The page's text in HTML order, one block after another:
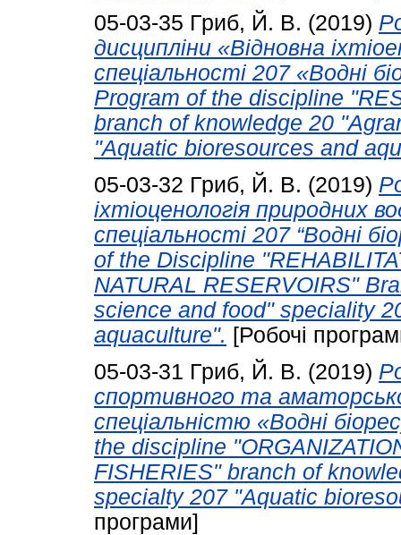
05-03-35 Гриб, Й. В. (2019)
дисципліни «Відновна
спеціальності 207 «Водні
Program of the discipline
branch of knowledge 20
"Aquatic bioresources and
05-03-32 Гриб, Й. В. (2019)
іхтіоценологія природних
спеціальності 207 “Водні
of the Discipline
NATURAL RESERVOIRS"
science and food" speciality
aquaculture". [Робочі
05-03-31 Гриб, Й. В. (2019)
спортивного та
спеціальністю «Водні
the discipline
FISHERIES" branch of
specialty 207 "Aquatic
програми]